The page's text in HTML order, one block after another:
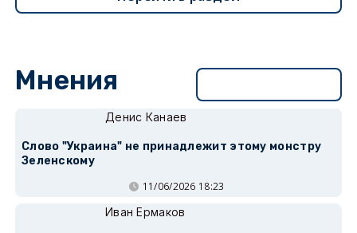
Мнения
Денис Канаев
Слово "Украина" не принадлежит этому монстру
Зеленскому
11/06/2026 18:23
Иван Ермаков